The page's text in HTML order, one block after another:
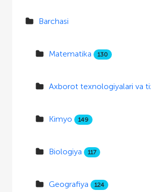
Barchasi
Matematika 130
Axborot texnologiyalari va
Kimyo 149
Biologiya 117
Geografiya 124